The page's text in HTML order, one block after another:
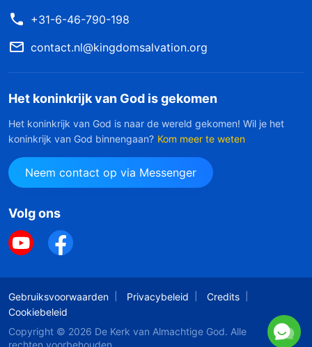
+31-6-46-790-198
contact.nl@kingdomsalvation.org
Het koninkrijk van God is gekomen
Het koninkrijk van God is naar de wereld gekomen! Wil je het
koninkrijk van God binnengaan? Kom meer te weten
Neem contact op via Messenger
Volg ons
Gebruiksvoorwaarden Privacybeleid
Credits
Cookiebeleid
Copyright © 2026 De Kerk van Almachtige God. Alle
rechten voorbehouden.